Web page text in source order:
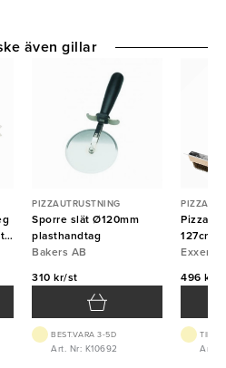
PIZZAUTRUSTNING
Sporre slät Ø120mm
plasthandtag
Bakers AB
310 kr/st
BEST.VARA 3-5D
Art. Nr: K10692
127cm
Exxent
496 kr/
Art.
även gillar